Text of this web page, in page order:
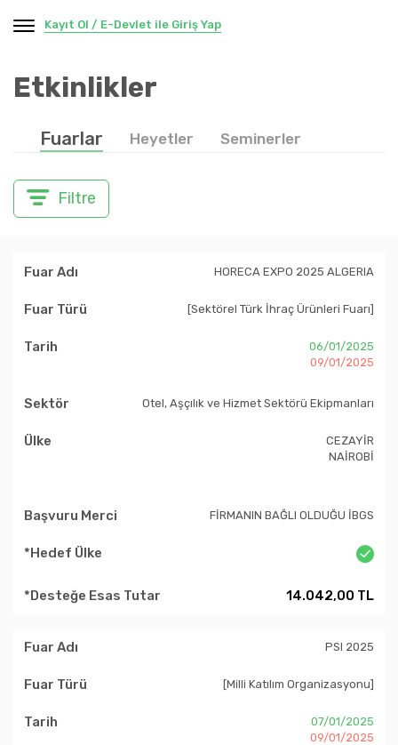
Kayıt Ol / E-Devlet ile Giriş Yap
Etkinlikler
Fuarlar Heyetler Seminerler
Filtre
HORECA EXPO 2025 ALGERIA
[Sektörel Türk İhraç Ürünleri Fuarı]
06/01/2025
09/01/2025
Otel, Aşçılık ve Hizmet Sektörü Ekipmanları
CEZAYİR
NAİROBİ
FİRMANIN BAĞLI OLDUĞU İBGS
14.042,00 TL
PSI 2025
[Milli Katılım Organizasyonu]
07/01/2025
09/01/2025